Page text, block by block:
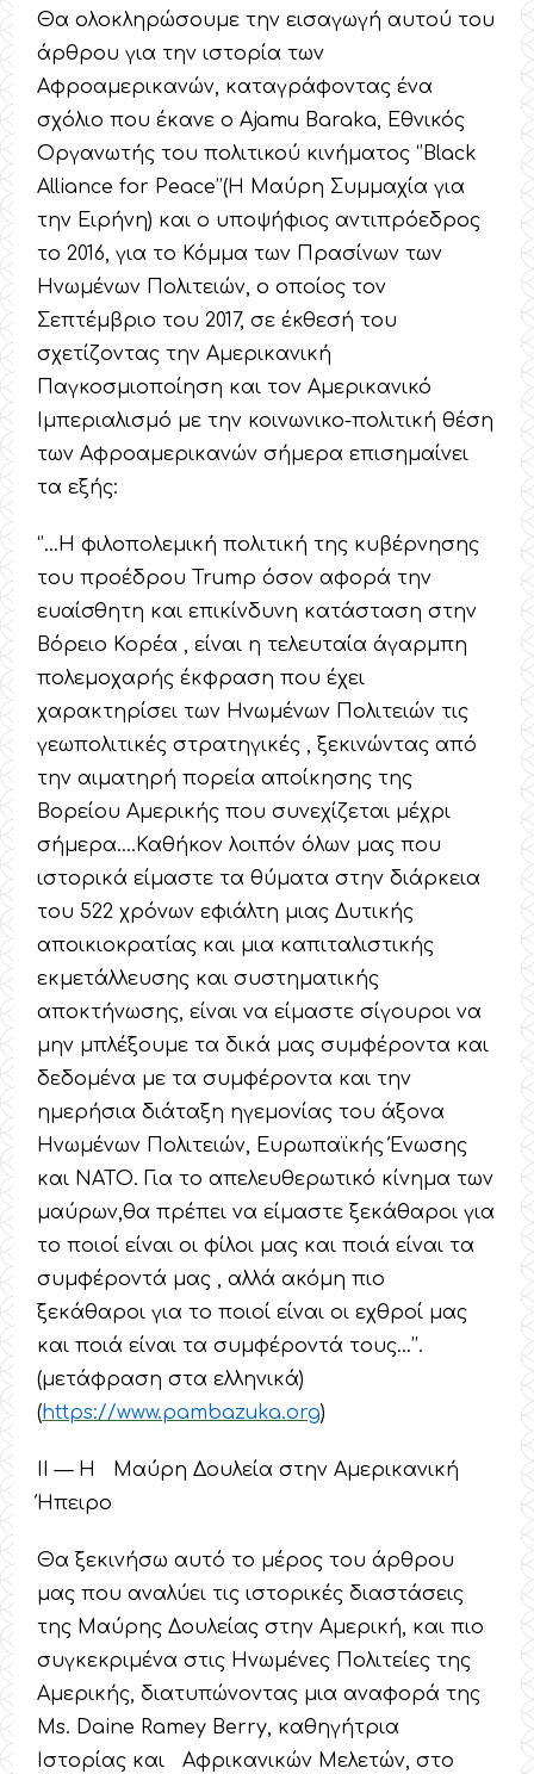
Θα ολοκληρώσουμε την εισαγωγή αυτού του
άρθρου για την ιστορία των
Αφροαμερικανών, καταγράφοντας ένα
σχόλιο που έκανε ο Ajamu Baraka, Εθνικός
Οργανωτής του πολιτικού κινήματος ‘’Black
Alliance for Peace’’(Η Μαύρη Συμμαχία για
την Ειρήνη) και ο υποψήφιος αντιπρόεδρος
το 2016, για το Κόμμα των Πρασίνων των
Ηνωμένων Πολιτειών, ο οποίος τον
Σεπτέμβριο του 2017, σε έκθεσή του
σχετίζοντας την Αμερικανική
Παγκοσμιοποίηση και τον Αμερικανικό
Ιμπεριαλισμό με την κοινωνικο-πολιτική θέση
των Αφροαμερικανών σήμερα επισημαίνει
τα εξής:
‘’…Η φιλοπολεμική πολιτική της κυβέρνησης
του προέδρου Trump όσον αφορά την
ευαίσθητη και επικίνδυνη κατάσταση στην
Βόρειο Κορέα , είναι η τελευταία άγαρμπη
πολεμοχαρής έκφραση που έχει
χαρακτηρίσει των Ηνωμένων Πολιτειών τις
γεωπολιτικές στρατηγικές , ξεκινώντας από
την αιματηρή πορεία αποίκησης της
Βορείου Αμερικής που συνεχίζεται μέχρι
σήμερα….Καθήκον λοιπόν όλων μας που
ιστορικά είμαστε τα θύματα στην διάρκεια
του 522 χρόνων εφιάλτη μιας Δυτικής
αποικιοκρατίας και μια καπιταλιστικής
εκμετάλλευσης και συστηματικής
αποκτήνωσης, είναι να είμαστε σίγουροι να
μην μπλέξουμε τα δικά μας συμφέροντα και
δεδομένα με τα συμφέροντα και την
ημερήσια διάταξη ηγεμονίας του άξονα
Ηνωμένων Πολιτειών, Ευρωπαϊκής Ένωσης
και ΝΑΤΟ. Για το απελευθερωτικό κίνημα των
μαύρων,θα πρέπει να είμαστε ξεκάθαροι για
το ποιοί είναι οι φίλοι μας και ποιά είναι τα
συμφέροντά μας , αλλά ακόμη πιο
ξεκάθαροι για το ποιοί είναι οι εχθροί μας
και ποιά είναι τα συμφέροντά τους…’’.
(μετάφραση στα ελληνικά)
(https://www.pambazuka.org)
ΙΙ — Η Μαύρη Δουλεία στην Αμερικανική
Ήπειρο
Θα ξεκινήσω αυτό το μέρος του άρθρου
μας που αναλύει τις ιστορικές διαστάσεις
της Μαύρης Δουλείας στην Αμερική, και πιο
συγκεκριμένα στις Ηνωμένες Πολιτείες της
Αμερικής, διατυπώνοντας μια αναφορά της
Ms. Daine Ramey Berry, καθηγήτρια
Ιστορίας και Αφρικανικών Μελετών, στο